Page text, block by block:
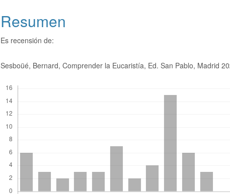
Resumen
Es recensión de:
Sesboüé, Bernard, Comprender la Eucaristía, Ed. San Pablo, Madrid